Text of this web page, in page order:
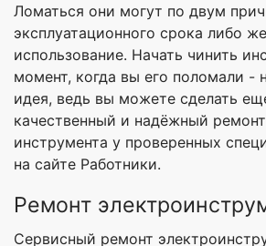
Ломаться они могут по двум
эксплуатационного срока либо
использование. Начать чинить
момент, когда вы его поломали -
идея, ведь вы можете сделать
качественный и надёжный
инструмента у проверенных
на сайте Работники.
Ремонт
Сервисный ремонт